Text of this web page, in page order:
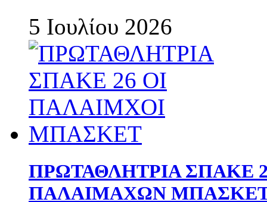
5 Ιουλίου 2026
ΠΡΩΤΑΘΛΗΤΡΙΑ ΣΠΑΚΕ
ΠΑΛΑΙΜΑΧΩΝ